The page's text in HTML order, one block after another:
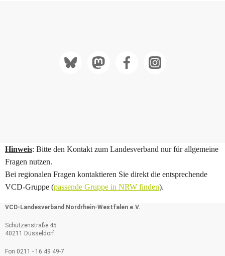
Hinweis: Bitte den Kontakt zum Landesverband nur für allgemeine
Fragen nutzen.
Bei regionalen Fragen kontaktieren Sie direkt die entsprechende
VCD-Gruppe (passende Gruppe in NRW finden).
VCD-Landesverband Nordrhein-Westfalen e.V.
Schützenstraße 45
40211 Düsseldorf
Fon 0211 - 16 49 49-7